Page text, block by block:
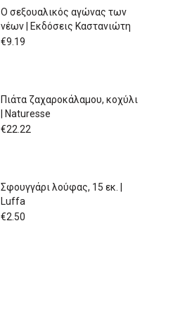
Ο σεξουαλικός αγώνας των
νέων | Εκδόσεις Καστανιώτη
€9.19
Πιάτα ζαχαροκάλαμου, κοχύλι
| Naturesse
€22.22
Σφουγγάρι λούφας, 15 εκ. |
Luffa
€2.50